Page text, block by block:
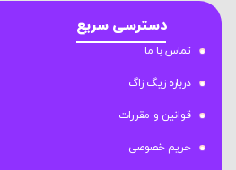
دسترسی سریع
تماس با ما
درباره زیگ زاگ
قوانین و مقررات
حریم خصوصی